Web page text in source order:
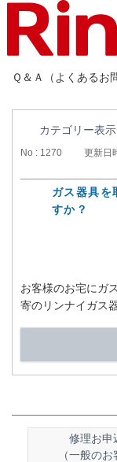
Ｑ＆Ａ（よくあるお
カテゴリー表示
No : 1270 更新日
ガス器具を
すか？
お客様のお宅に
寄のリンナイガス
修理お申
（一般のお